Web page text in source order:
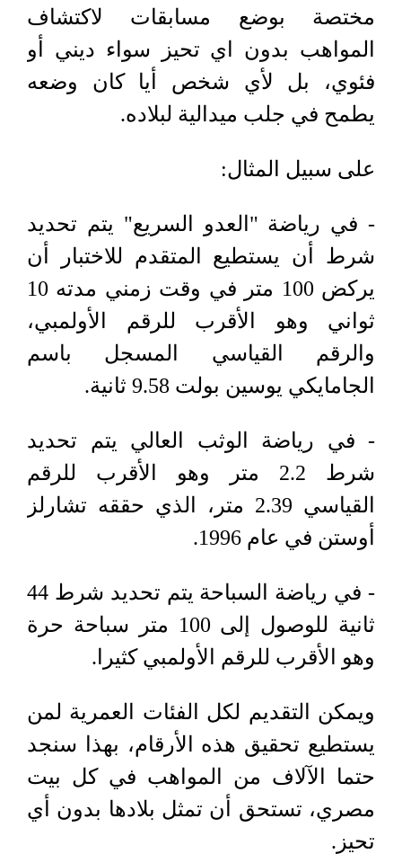
مختصة بوضع مسابقات لاكتشاف
المواهب بدون اي تحيز سواء ديني أو
فئوي، بل لأي شخص أيا كان وضعه
يطمح في جلب ميدالية لبلاده.
على سبيل المثال:
- في رياضة "العدو السريع" يتم تحديد
شرط أن يستطيع المتقدم للاختبار أن
يركض 100 متر في وقت زمني مدته 10
ثواني وهو الأقرب للرقم الأولمبي،
والرقم القياسي المسجل باسم
الجامايكي يوسين بولت 9.58 ثانية.
- في رياضة الوثب العالي يتم تحديد
شرط 2.2 متر وهو الأقرب للرقم
القياسي 2.39 متر، الذي حققه تشارلز
أوستن في عام 1996.
- في رياضة السباحة يتم تحديد شرط 44
ثانية للوصول إلى 100 متر سباحة حرة
وهو الأقرب للرقم الأولمبي كثيرا.
ويمكن التقديم لكل الفئات العمرية لمن
يستطيع تحقيق هذه الأرقام، بهذا سنجد
حتما الآلاف من المواهب في كل بيت
مصري، تستحق أن تمثل بلادها بدون أي
تحيز.